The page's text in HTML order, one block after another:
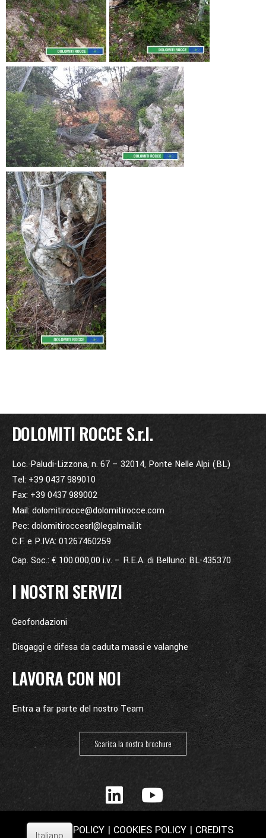
DOLOMITI ROCCE S.r.l.
Loc. Paludi-Lizzona, n. 67 – 32014, Ponte Nelle Alpi (BL)
Tel: +39 0437 989010
Fax: +39 0437 989002
Mail: dolomitirocce@dolomitirocce.com
Pec: dolomitiroccesrl@legalmail.it
C.F. e P.IVA: 01267460259
Cap. Soc.: € 100.000,00 i.v. – R.E.A. di Belluno: BL-435370
I NOSTRI SERVIZI
Geofondazioni
Disgaggi e difesa da caduta massi e valanghe
LAVORA CON NOI
Entra a far parte del nostro Team
Scarica la nostra brochure
PRIVACY POLICY | COOKIES POLICY | CREDITS